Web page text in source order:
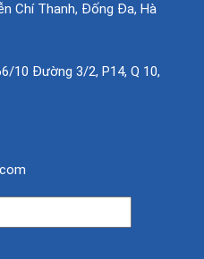
Chí Thanh, Đống Đa, Hà
10 Đường 3/2, P14, Q 10,